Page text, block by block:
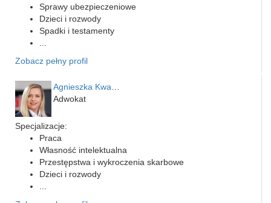
Sprawy ubezpieczeniowe
Dzieci i rozwody
Spadki i testamenty
Zobacz pełny profil
Adwokat
Specjalizacje:
Praca
Własność intelektualna
Przestępstwa i wykroczenia skarbowe
Dzieci i rozwody